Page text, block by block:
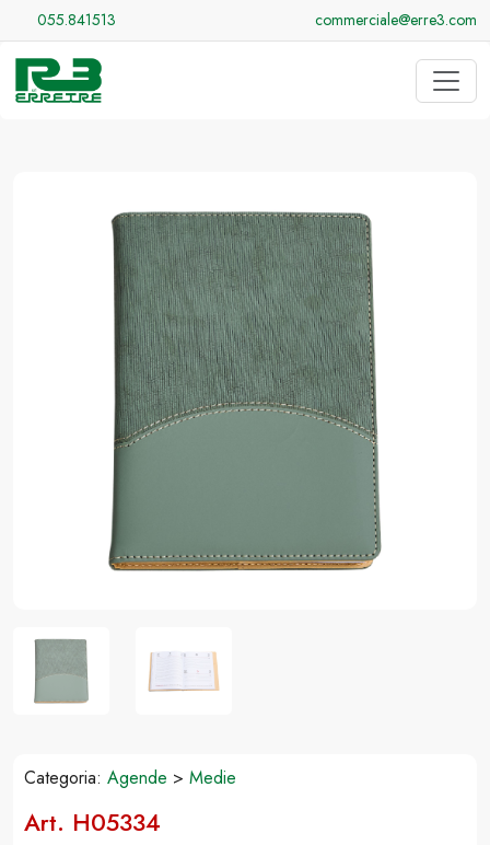
055.841513 commerciale@erre3.com
Categoria: Agende > Medie
Art. H05334